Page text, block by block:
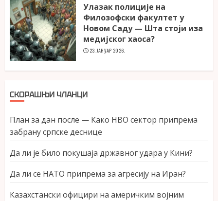
Улазак полиције на
Филозофски факултет у
Новом Саду — Шта стоји иза
медијског хаоса?
23. ЈАНУАР 2026.
СКОРАШЊИ ЧЛАНЦИ
План за дан после — Како НВО сектор припрема
забрану српске деснице
Да ли је било покушаја државног удара у Кини?
Да ли се НАТО припрема за агресију на Иран?
Казахстански официри на америчким војним